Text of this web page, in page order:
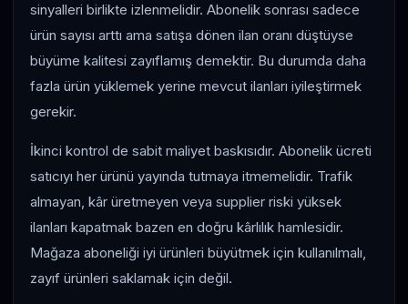
sinyalleri birlikte izlenmelidir. Abonelik sonrası sadece
ürün sayısı arttı ama satışa dönen ilan oranı düştüyse
büyüme kalitesi zayıflamış demektir. Bu durumda daha
fazla ürün yüklemek yerine mevcut ilanları iyileştirmek
gerekir.
İkinci kontrol de sabit maliyet baskısıdır. Abonelik ücreti
satıcıyı her ürünü yayında tutmaya itmemelidir. Trafik
almayan, kâr üretmeyen veya supplier riski yüksek
ilanları kapatmak bazen en doğru kârlılık hamlesidir.
Mağaza aboneliği iyi ürünleri büyütmek için kullanılmalı,
zayıf ürünleri saklamak için değil.